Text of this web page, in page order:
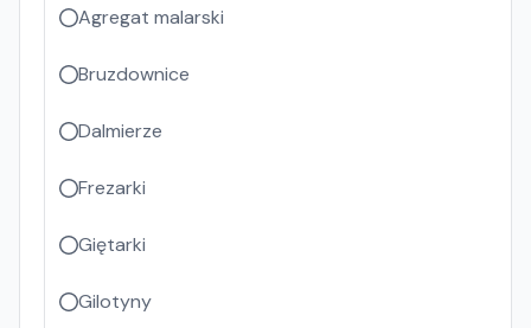
Agregat malarski
Bruzdownice
Dalmierze
Frezarki
Giętarki
Gilotyny